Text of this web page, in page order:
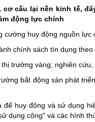
cấu lại nền kinh tế,
động lực chính
cường huy động nguồn lực
chính sách tín dụng
trường vàng; nghiên
bất động sản phát
huy động và sử dụng
dụng công" và các hình